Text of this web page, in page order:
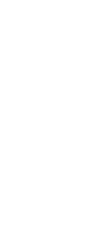
Despliegue
La
Andalucía-
la extracción
vía marítima,
empleando
pesada